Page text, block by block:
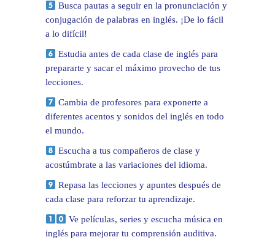
Busca pautas a seguir en la pronunciación y
conjugación de palabras en inglés. ¡De lo fácil
a lo difícil!
Estudia antes de cada clase de inglés para
prepararte y sacar el máximo provecho de tus
lecciones.
Cambia de profesores para exponerte a
diferentes acentos y sonidos del inglés en todo
el mundo.
Escucha a tus compañeros de clase y
acostúmbrate a las variaciones del idioma.
Repasa las lecciones y apuntes después de
cada clase para reforzar tu aprendizaje.
Ve películas, series y escucha música en
inglés para mejorar tu comprensión auditiva.